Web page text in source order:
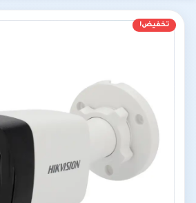
تخفيض!